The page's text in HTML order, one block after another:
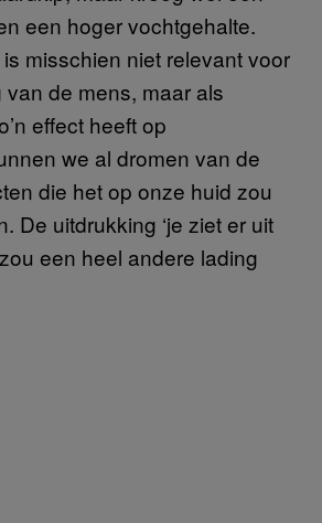
een hoger vochtgehalte.
misschien niet relevant voor
de mens, maar als
effect heeft op
we al dromen van de
die het op onze huid zou
De uitdrukking ‘je ziet er uit
een heel andere lading